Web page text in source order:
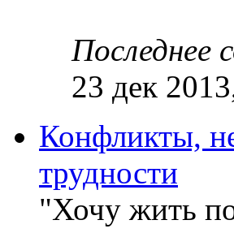
Последнее
23 дек
Конфликты,
трудности
"Хочу жить